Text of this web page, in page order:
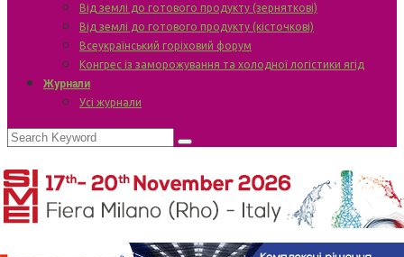
Від землі до готового продукту (зерняткові)
Від землі до готового продукту (кісточкові)
Всеукраїнський горіховий форум
Конгрес із заморожування та холодної логістики ягід
Журнали
Усі журнали